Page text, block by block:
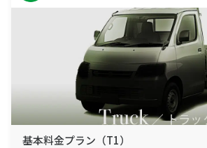
基本料金プラン（T1）